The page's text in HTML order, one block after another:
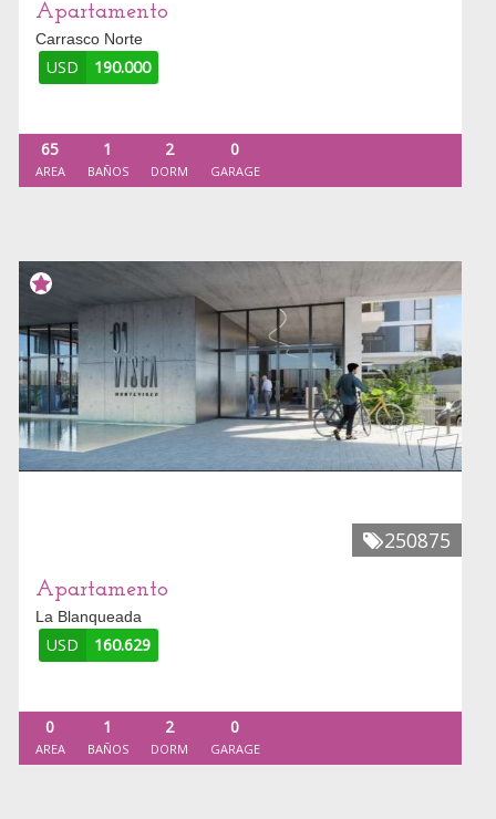
Apartamento
Carrasco Norte
USD 190.000
65
AREA
1
BAÑOS
2
DORM
0
GARAGE
250875
Apartamento
La Blanqueada
USD 160.629
0
AREA
1
BAÑOS
2
DORM
0
GARAGE